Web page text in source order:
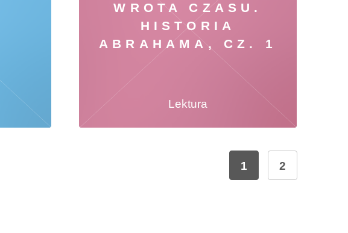
WROTA CZASU.
HISTORIA
ABRAHAMA, CZ. 1
Lektura
1 2